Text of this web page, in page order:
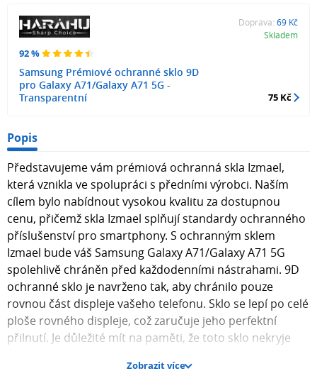
92 %
Samsung Prémiové ochranné sklo 9D
pro Galaxy A71/Galaxy A71 5G -
Transparentní
Doprava: 69 Kč
Skladem
75 Kč
Popis
Představujeme vám prémiová ochranná skla Izmael,
která vznikla ve spolupráci s předními výrobci. Naším
cílem bylo nabídnout vysokou kvalitu za dostupnou
cenu, přičemž skla Izmael splňují standardy ochranného
příslušenství pro smartphony. S ochranným sklem
Izmael bude váš Samsung Galaxy A71/Galaxy A71 5G
spolehlivě chráněn před každodenními nástrahami. 9D
ochranné sklo je navrženo tak, aby chránilo pouze
rovnou část displeje vašeho telefonu. Sklo se lepí po celé
ploše rovného displeje, což zaručuje jeho perfektní
přilnutí. Je důležité mít na paměti, že toto sklo nekryje
zakřiveným displejem, ochrana se vztahuje pouze na
Zobrazit více